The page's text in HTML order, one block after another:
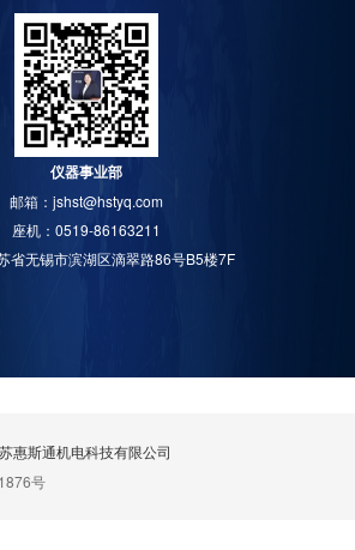
仪器事业部
邮箱：jshst@hstyq.com
座机：0519-86163211
省无锡市滨湖区滴翠路86号B5楼7F
惠斯通机电科技有限公司
号